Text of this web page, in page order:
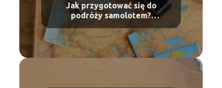
Jak przygotować się do
podróży samolotem?
Praktyczne porady dla
debiutantów